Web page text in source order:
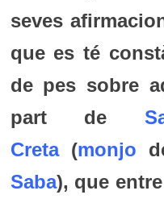
seves
que es té
de pes sobre
part de
Creta(monjo
Saba), que